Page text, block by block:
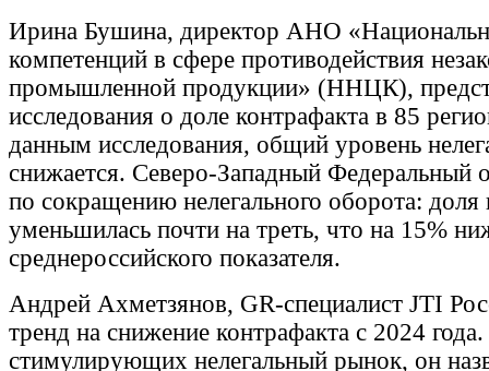
Ирина Бушина, директор АНО
компетенций в сфере противодействия
промышленной продукции» (ННЦК),
исследования о доле контрафакта в 85
данным исследования, общий уровень
снижается. Северо-Западный Федеральный
по сокращению нелегального оборота: доля
уменьшилась почти на треть, что на 15%
среднероссийского показателя.
Андрей Ахметзянов, GR-специалист JTI
тренд на снижение контрафакта с 2024
стимулирующих нелегальный рынок, он